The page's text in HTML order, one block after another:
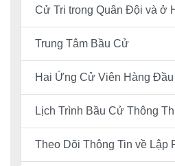
Cử Tri trong Quân Đội và ở
Trung Tâm Bầu Cử
Hai Ứng Cử Viên Hàng Đầu
Lịch Trình Bầu Cử Thông
Theo Dõi Thông Tin về Lập